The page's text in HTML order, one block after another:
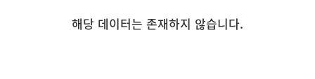
해당 데이터는 존재하지 않습니다.